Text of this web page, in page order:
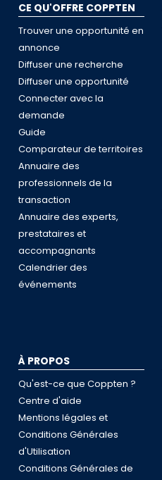
CE QU'OFFRE COPPTEN
Trouver une opportunité en
annonce
Diffuser une recherche
Diffuser une opportunité
Connecter avec la
demande
Guide
Comparateur de territoires
Annuaire des
professionnels de la
transaction
Annuaire des experts,
prestataires et
accompagnants
Calendrier des
événements
À PROPOS
Qu'est-ce que Coppten ?
Centre d'aide
Mentions légales et
Conditions Générales
d'Utilisation
Conditions Générales de